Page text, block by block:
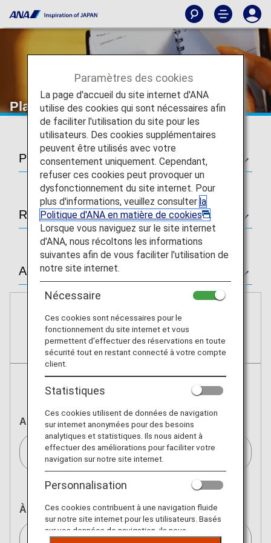
Planifier et réserver
Planification
Réservation
Autres politiques
Réservations
Billets
Aller retour Aller simple
Au départ de
Paris(CDG)/Paris (CDG)[CDG]
À destination de
Tokyo(tous les aéroports)/Tokyo (All)[TYO]
Paramètres des cookies
La page d'accueil du site internet d'ANA
utilise des cookies qui sont nécessaires afin
de faciliter l'utilisation du site pour les
utilisateurs. Des cookies supplémentaires
peuvent être utilisés avec votre
consentement uniquement. Cependant,
refuser ces cookies peut provoquer un
dysfonctionnement du site internet. Pour
plus d'informations, veuillez consulter la
Politique d'ANA en matière de cookies
.
Lorsque vous naviguez sur le site internet
d'ANA, nous récoltons les informations
suivantes afin de vous faciliter l'utilisation de
notre site internet.
Nécessaire
Ces cookies sont nécessaires pour le
fonctionnement du site internet et vous
permettent d'effectuer des réservations en toute
sécurité tout en restant connecté à votre compte
client.
Statistiques
Ces cookies utilisent de données de navigation
sur internet anonymées pour des besoins
analytiques et statistiques. Ils nous aident à
effectuer des améliorations pour faciliter votre
navigation sur notre site internet.
Personnalisation
Ces cookies contribuent à une navigation fluide
sur notre site internet pour les utilisateurs. Basés
sur vos données de navigation, ils nous